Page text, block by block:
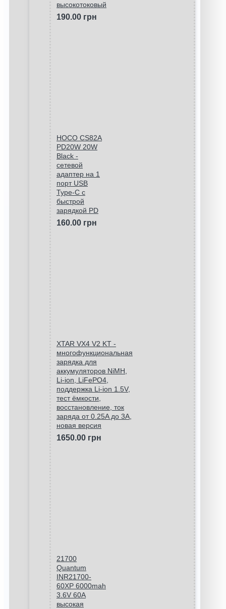
высокотоковый
190.00 грн
HOCO CS82A
PD20W 20W
Black -
сетевой
адаптер на 1
порт USB
Type-C c
быстрой
зарядкой PD
160.00 грн
XTAR VX4 V2 KT -
многофункциональная
зарядка для
аккумуляторов NiMH,
Li-ion, LiFePO4,
поддержка Li-ion 1.5V,
тест ёмкости,
восстановление, ток
заряда от 0.25A до 3A,
новая версия
1650.00 грн
21700
Quantum
INR21700-
60XP 6000mah
3.6V 60A
высокая